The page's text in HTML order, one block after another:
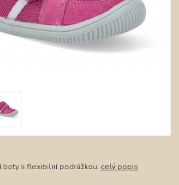
boty s flexibilní podrážkou. celý popis